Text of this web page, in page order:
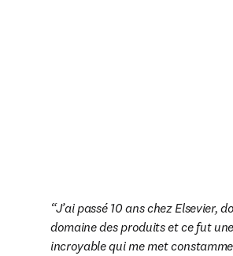
J’ai passé 10 ans chez Elsevier,
domaine des produits et ce fut
incroyable qui me met